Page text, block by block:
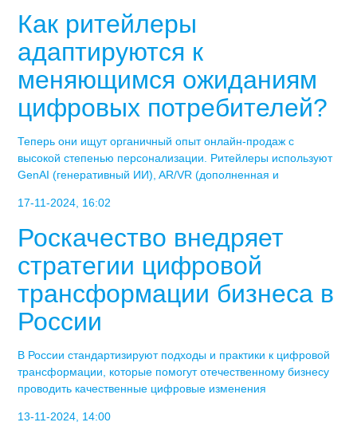
Как ритейлеры
адаптируются к
меняющимся ожиданиям
цифровых потребителей?
Теперь они ищут органичный опыт онлайн-продаж с
высокой степенью персонализации. Ритейлеры используют
GenAI (генеративный ИИ), AR/VR (дополненная и
17-11-2024, 16:02
Роскачество внедряет
стратегии цифровой
трансформации бизнеса в
России
В России стандартизируют подходы и практики к цифровой
трансформации, которые помогут отечественному бизнесу
проводить качественные цифровые изменения
13-11-2024, 14:00